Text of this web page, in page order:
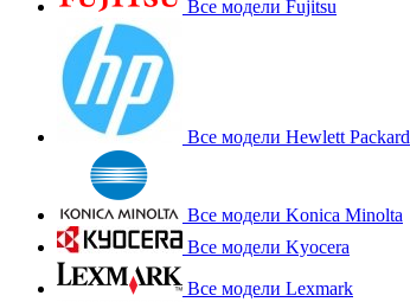
Все модели Fujitsu
Все модели Hewlett Packard
Все модели Konica Minolta
Все модели Kyocera
Все модели Lexmark